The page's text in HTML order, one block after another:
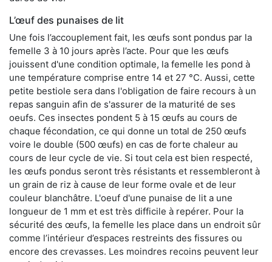
L’œuf des punaises de lit
Une fois l’accouplement fait, les œufs sont pondus par la
femelle 3 à 10 jours après l’acte. Pour que les œufs
jouissent d'une condition optimale, la femelle les pond à
une température comprise entre 14 et 27 °C. Aussi, cette
petite bestiole sera dans l'obligation de faire recours à un
repas sanguin afin de s'assurer de la maturité de ses
oeufs. Ces insectes pondent 5 à 15 œufs au cours de
chaque fécondation, ce qui donne un total de 250 œufs
voire le double (500 œufs) en cas de forte chaleur au
cours de leur cycle de vie. Si tout cela est bien respecté,
les œufs pondus seront très résistants et ressembleront à
un grain de riz à cause de leur forme ovale et de leur
couleur blanchâtre. L'oeuf d'une punaise de lit a une
longueur de 1 mm et est très difficile à repérer. Pour la
sécurité des œufs, la femelle les place dans un endroit sûr
comme l’intérieur d’espaces restreints des fissures ou
encore des crevasses. Les moindres recoins peuvent leur